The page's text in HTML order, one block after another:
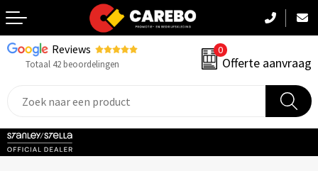
Reviews
Totaal 42 beoordelingen
0
Offerte aanvraag
Terug
Sportkleding